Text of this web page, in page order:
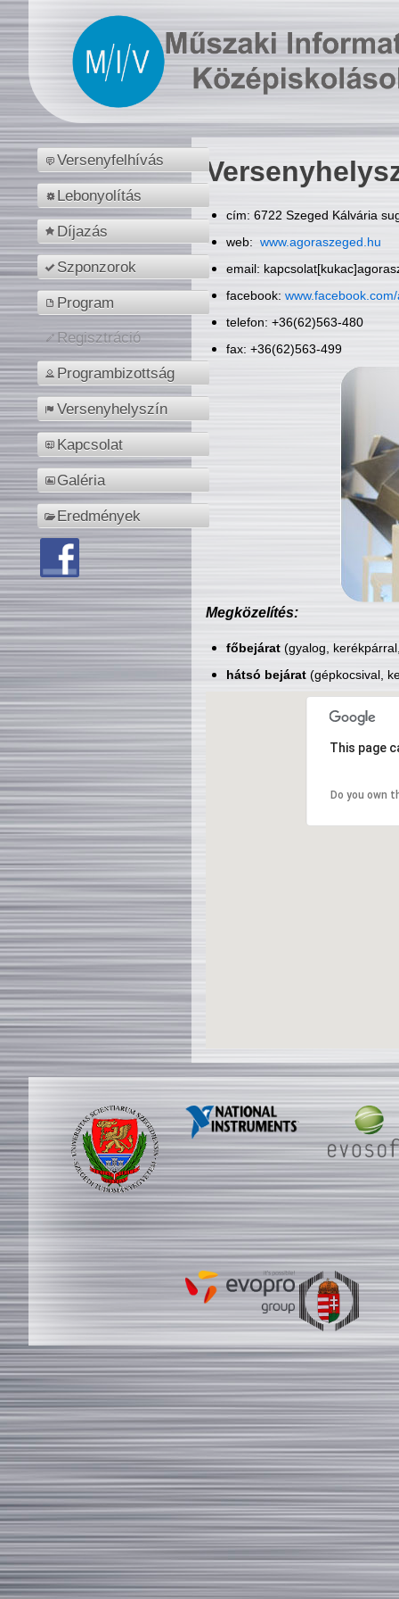
Versenyfelhívás
Lebonyolítás
Díjazás
Szponzorok
Program
Regisztráció
Programbizottság
Versenyhelyszín
Kapcsolat
Galéria
Eredmények
cím: 6722 Szeged Kálvária
web: www.agoraszeged.hu
email:
facebook:
telefon: +36(62)563-480
fax: +36(62)563-499
Megközelítés:
főbejárat(gyalog,
hátsó bejárat(gépkocsival,
This page
Do you own